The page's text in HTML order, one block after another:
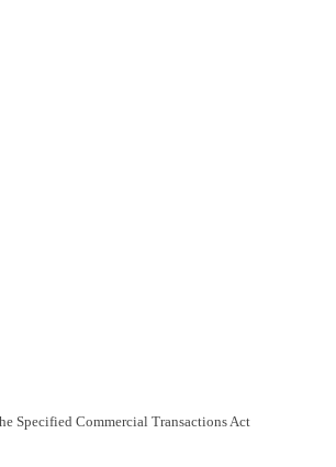
Specified Commercial Transactions Act